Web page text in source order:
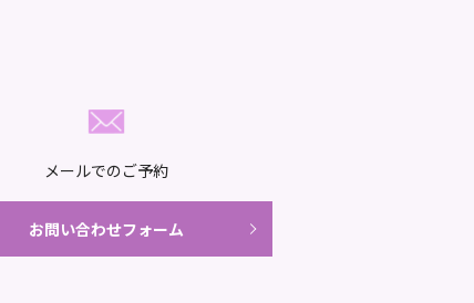
メールでのご予約
お問い合わせフォーム